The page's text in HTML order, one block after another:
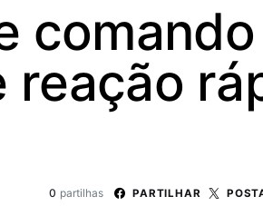
reação
0 partilhas PARTILHAR